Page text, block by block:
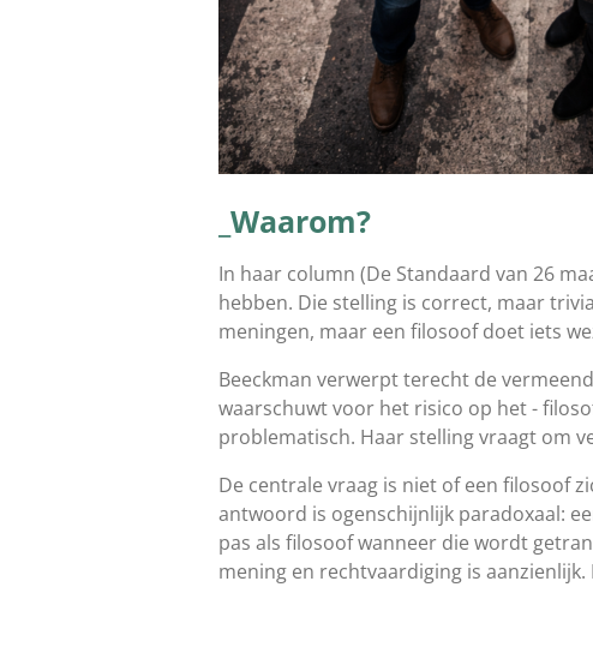
_Waarom?
In haar column (De Standaard van 26
hebben. Die stelling is correct, maar
meningen, maar een filosoof doet iets
Beeckman verwerpt terecht de
waarschuwt voor het risico op het -
problematisch. Haar stelling vraagt om
De centrale vraag is niet of een filosoof
antwoord is ogenschijnlijk paradoxaal:
pas als filosoof wanneer die wordt
mening en rechtvaardiging is